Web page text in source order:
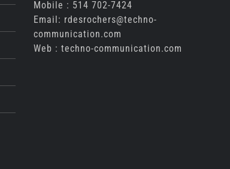
Mobile : 514 702-7424
Email: rdesrochers@techno-
communication.com
Web : techno-communication.com